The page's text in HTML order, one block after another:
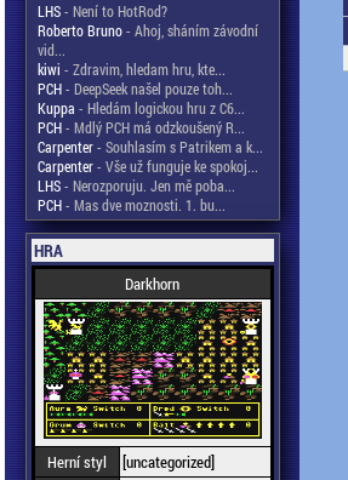
LHS- Není to HotRod?
Roberto Bruno- Ahoj, sháním závodní
vid...
kiwi - Zdravim, hledam hru, kte...
PCH- DeepSeek našel pouze toh...
Kuppa - Hledám logickou hru z C6...
PCH- Mdlý PCH má odzkoušený R...
Carpenter- Souhlasím s Patrikem a k...
Carpenter- Vše už funguje ke spokoj...
LHS- Nerozporuju. Jen mě poba...
PCH- Mas dve moznosti. 1. bu...
HRA
Darkhorn
Herní styl
[uncategorized]